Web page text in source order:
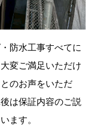
防水工事すべてに
変ご満足いただけ
のお声をいただ
は保証内容のご説
ます。